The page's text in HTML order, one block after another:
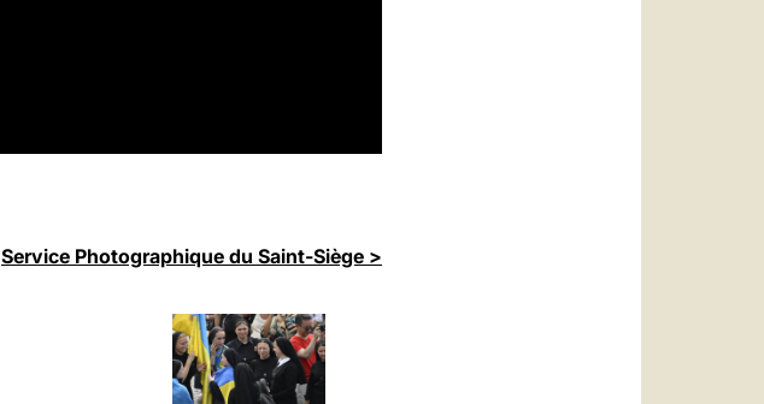
Service Photographique du Saint-Siège >